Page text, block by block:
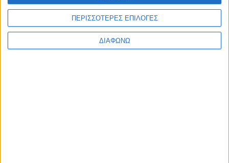
ΠΕΡΙΣΣΟΤΕΡΕΣ ΕΠΙΛΟΓΕΣ
ΔΙΑΦΩΝΩ